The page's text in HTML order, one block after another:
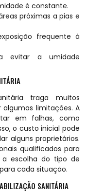
é constante.
próximas a pias e
frequente à
evitar a umidade
traga muitos
limitações. A
em falhas, como
o custo inicial pode
alguns proprietários.
qualificados para
escolha do tipo de
cada situação.
SANITÁRIA